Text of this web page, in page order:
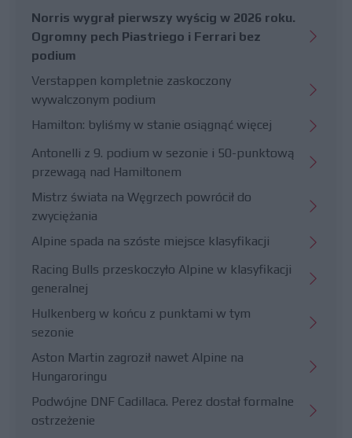
Norris wygrał pierwszy wyścig w 2026 roku.
Ogromny pech Piastriego i Ferrari bez
podium
Verstappen kompletnie zaskoczony
wywalczonym podium
Hamilton: byliśmy w stanie osiągnąć więcej
Antonelli z 9. podium w sezonie i 50-punktową
przewagą nad Hamiltonem
Mistrz świata na Węgrzech powrócił do
zwyciężania
Alpine spada na szóste miejsce klasyfikacji
Racing Bulls przeskoczyło Alpine w klasyfikacji
generalnej
Hulkenberg w końcu z punktami w tym
sezonie
Aston Martin zagroził nawet Alpine na
Hungaroringu
Podwójne DNF Cadillaca. Perez dostał formalne
ostrzeżenie